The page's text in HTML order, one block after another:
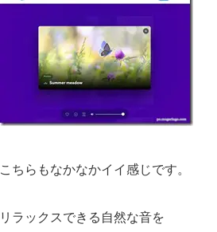
こちらもなかなかイイ感じです。
リラックスできる自然な音を